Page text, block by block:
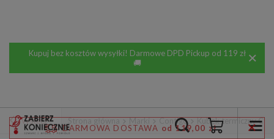
Kupuj bez kosztów wysyłki! Darmowe DPD Pickup od 119 zł
🚚
DARMOWA DOSTAWA od 119,00 zł
Wstecz Strona główna Marki Contigo Kubek termiczny